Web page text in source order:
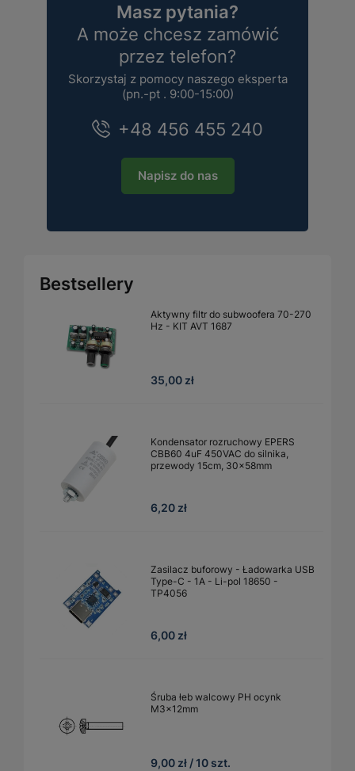
Masz pytania?
A może chcesz zamówić
przez telefon?
Skorzystaj z pomocy naszego eksperta
(pn.-pt . 9:00-15:00)
+48 456 455 240
Napisz do nas
Bestsellery
Aktywny filtr do subwoofera 70-270
Hz - KIT AVT 1687
35,00 zł
Kondensator rozruchowy EPERS
CBB60 4uF 450VAC do silnika,
przewody 15cm, 30x58mm
6,20 zł
Zasilacz buforowy - Ładowarka USB
Type-C - 1A - Li-pol 18650 -
TP4056
6,00 zł
Śruba łeb walcowy PH ocynk
M3x12mm
9,00 zł / 10 szt.